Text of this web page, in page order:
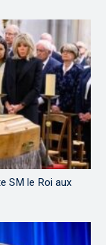
SM le Roi aux